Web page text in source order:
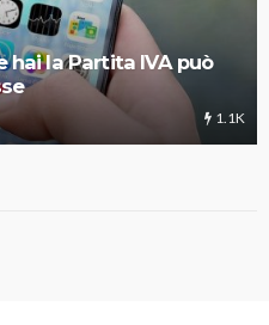
hai la Partita IVA può
1.1K